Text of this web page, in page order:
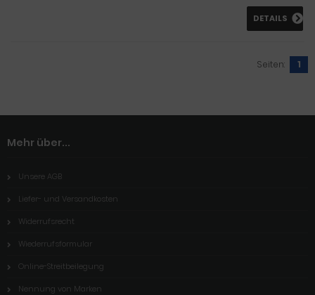
DETAILS
Seiten: 1
Mehr über...
Unsere AGB
Liefer- und Versandkosten
Widerrufsrecht
Wiederrufsformular
Online-Streitbeilegung
Nennung von Marken